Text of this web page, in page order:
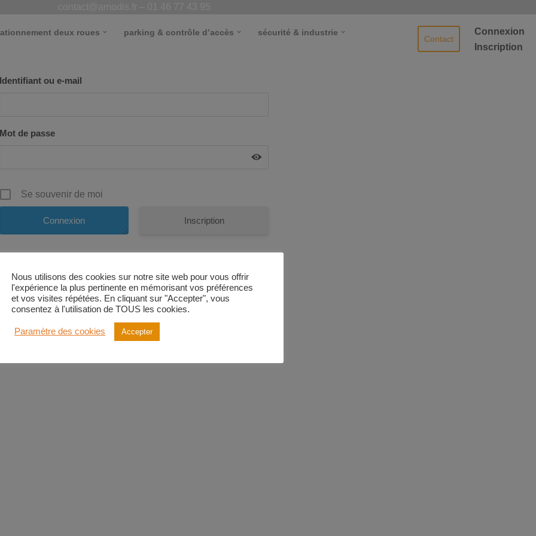
deux roues parking & contrôle d’accès
sécurité & industrie
Contact
Connexion
Inscription
Identifiant ou e-mail
Mot de passe
Se souvenir de moi
Inscription
Mot de passe oublié ?
Nous utilisons des cookies sur notre site web pour vous offrir
l'expérience la plus pertinente en mémorisant vos préférences
et vos visites répétées. En cliquant sur "Accepter", vous
consentez à l'utilisation de TOUS les cookies.
Paramètre des cookies Accepter